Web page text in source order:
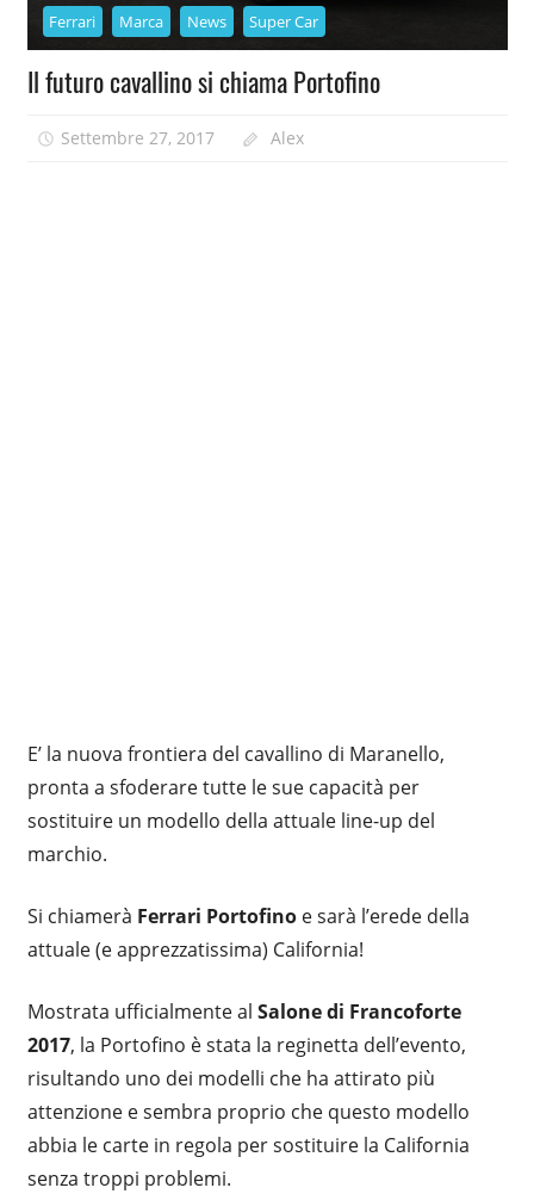
Ferrari Marca News Super Car
Il futuro cavallino si chiama Portofino
Settembre 27, 2017 Alex
E’ la nuova frontiera del cavallino di Maranello,
pronta a sfoderare tutte le sue capacità per
sostituire un modello della attuale line-up del
marchio.
Si chiamerà Ferrari Portofinoe sarà l’erede della
attuale (e apprezzatissima) California!
Mostrata ufficialmente al Salone di Francoforte
2017, la Portofino è stata la reginetta dell’evento,
risultando uno dei modelli che ha attirato più
attenzione e sembra proprio che questo modello
abbia le carte in regola per sostituire la California
senza troppi problemi.